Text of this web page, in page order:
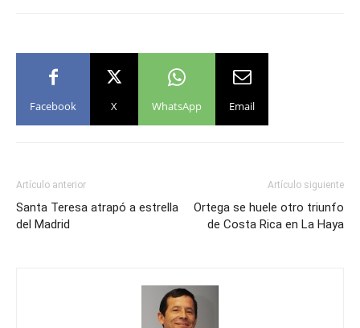
Facebook X WhatsApp Email
Artículo anterior
Santa Teresa atrapó a estrella
del Madrid
Artículo siguiente
Ortega se huele otro triunfo
de Costa Rica en La Haya